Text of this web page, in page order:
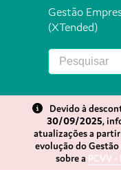
Gestão
(XTended)
Devido à
30/09/2025,
atualizações a
evolução do Gestão
sobre a PCVV